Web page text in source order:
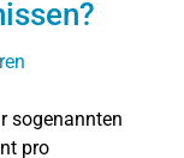
sogenannten
pro